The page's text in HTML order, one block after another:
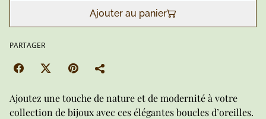
Ajouter au panier
PARTAGER
Ajoutez une touche de nature et de modernité à votre
collection de bijoux avec ces élégantes boucles d’oreilles.